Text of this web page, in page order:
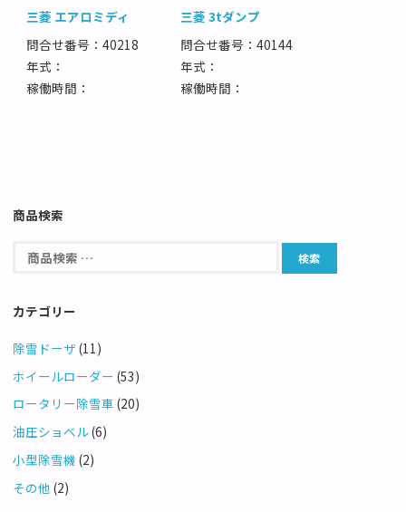
三菱 エアロミディ
問合せ番号：40218
年式：
稼働時間：
三菱 3tダンプ
問合せ番号：40144
年式：
稼働時間：
商品検索
カテゴリー
除雪ドーザ(11)
ホイールローダー (53)
ロータリー除雪車 (20)
油圧ショベル(6)
小型除雪機 (2)
その他 (2)